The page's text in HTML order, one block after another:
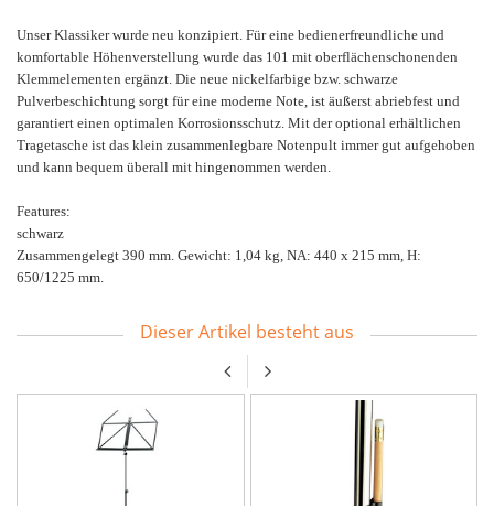
Unser Klassiker wurde neu konzipiert. Für eine bedienerfreundliche und
komfortable Höhenverstellung wurde das 101 mit oberflächenschonenden
Klemmelementen ergänzt. Die neue nickelfarbige bzw. schwarze
Pulverbeschichtung sorgt für eine moderne Note, ist äußerst abriebfest und
garantiert einen optimalen Korrosionsschutz. Mit der optional erhältlichen
Tragetasche ist das klein zusammenlegbare Notenpult immer gut aufgehoben
und kann bequem überall mit hingenommen werden.
Features:
schwarz
Zusammengelegt 390 mm. Gewicht: 1,04 kg, NA: 440 x 215 mm, H:
650/1225 mm.
Dieser Artikel besteht aus